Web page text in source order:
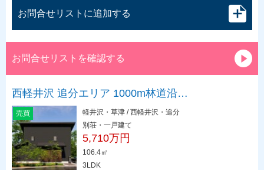
お問合せリストに追加する
お問合せリストを確認する
西軽井沢 追分エリア 1000m林道沿…
売買
軽井沢・草津 / 西軽井沢・追分
別荘・一戸建て
5,710万円
106.4㎡
3LDK